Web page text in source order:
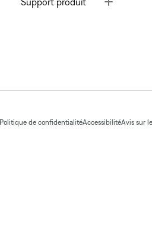
Politique de confidentialitéAccessibilitéAvis sur